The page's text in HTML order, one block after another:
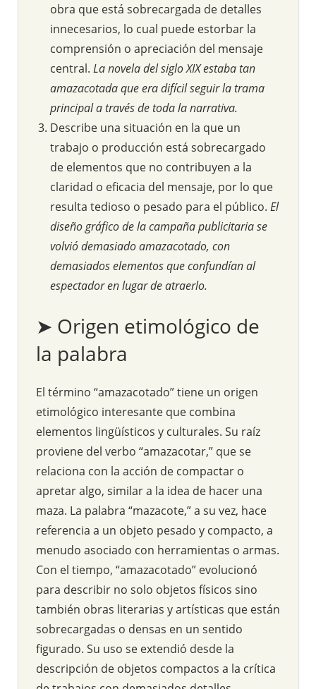
obra que está sobrecargada de detalles
innecesarios, lo cual puede estorbar la
comprensión o apreciación del mensaje
central. La novela del siglo XIX estaba tan
amazacotada que era difícil seguir la trama
principal a través de toda la narrativa.
Describe una situación en la que un
trabajo o producción está sobrecargado
de elementos que no contribuyen a la
claridad o eficacia del mensaje, por lo que
resulta tedioso o pesado para el público. El
diseño gráfico de la campaña publicitaria se
volvió demasiado amazacotado, con
demasiados elementos que confundían al
espectador en lugar de atraerlo.
➤ Origen etimológico de
la palabra
El término “amazacotado” tiene un origen
etimológico interesante que combina
elementos lingüísticos y culturales. Su raíz
proviene del verbo “amazacotar,” que se
relaciona con la acción de compactar o
apretar algo, similar a la idea de hacer una
maza. La palabra “mazacote,” a su vez, hace
referencia a un objeto pesado y compacto, a
menudo asociado con herramientas o armas.
Con el tiempo, “amazacotado” evolucionó
para describir no solo objetos físicos sino
también obras literarias y artísticas que están
sobrecargadas o densas en un sentido
figurado. Su uso se extendió desde la
descripción de objetos compactos a la crítica